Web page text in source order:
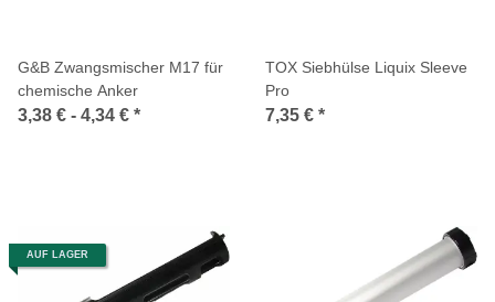
G&B Zwangsmischer M17 für
chemische Anker
3,38 € - 4,34 € *
TOX Siebhülse Liquix Sleeve
Pro
7,35 € *
AUF LAGER